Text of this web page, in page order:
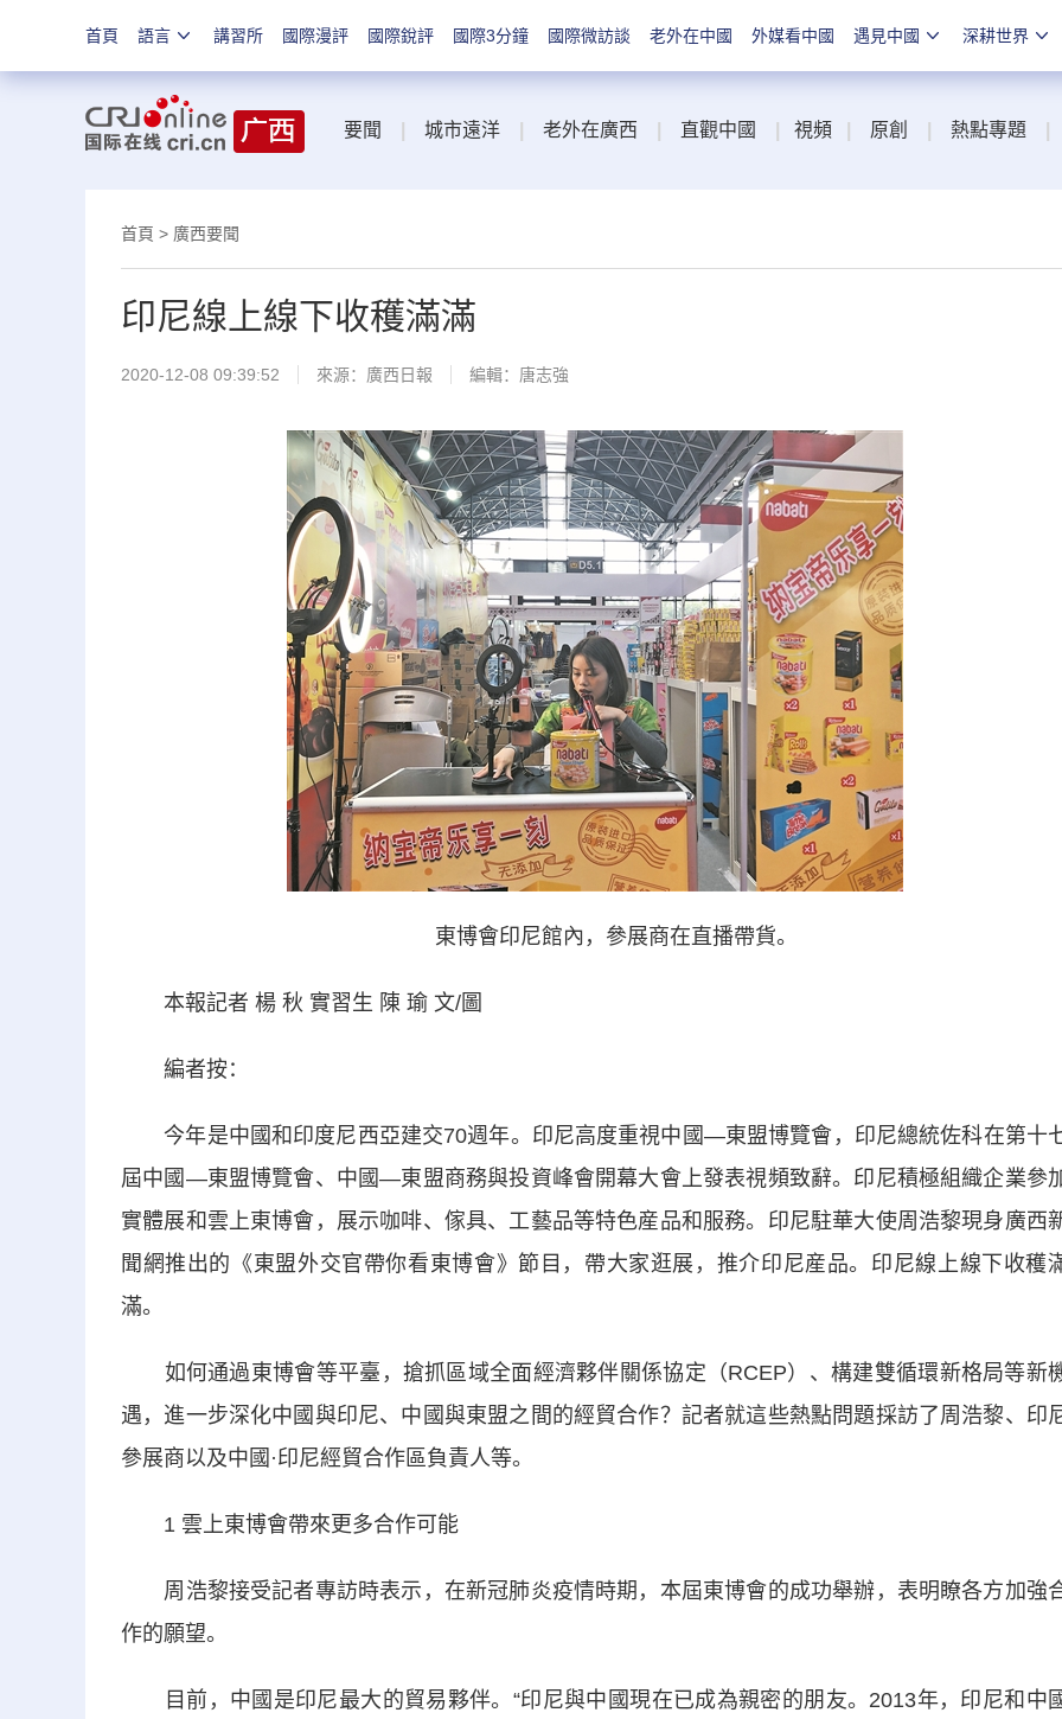
首頁 語言 講習所 國際漫評 國際銳評 國際3分鐘 國際微訪談 老外在中國 外媒看中國 遇見中國 深耕世界
要聞 城市遠洋 老外在廣西 直觀中國 視頻 原創 熱點專題
首頁 > 廣西要聞
印尼線上線下收穫滿滿
2020-12-08 09:39:52 來源： 廣西日報 編輯：唐志強
東博會印尼館內，參展商在直播帶貨。
本報記者 楊 秋 實習生 陳 瑜 文/圖
編者按：
今年是中國和印度尼西亞建交70週年。印尼高度重視中國—東盟博覽會，印尼總統佐科在第十
屆中國—東盟博覽會、中國—東盟商務與投資峰會開幕大會上發表視頻致辭。印尼積極組織企業參
實體展和雲上東博會，展示咖啡、傢具、工藝品等特色産品和服務。印尼駐華大使周浩黎現身廣西
聞網推出的《東盟外交官帶你看東博會》節目，帶大家逛展，推介印尼産品。印尼線上線下收穫
滿。
如何通過東博會等平臺，搶抓區域全面經濟夥伴關係協定（RCEP）、構建雙循環新格局等新
遇，進一步深化中國與印尼、中國與東盟之間的經貿合作？記者就這些熱點問題採訪了周浩黎、印
參展商以及中國·印尼經貿合作區負責人等。
1 雲上東博會帶來更多合作可能
周浩黎接受記者專訪時表示，在新冠肺炎疫情時期，本屆東博會的成功舉辦，表明瞭各方加強
作的願望。
目前，中國是印尼最大的貿易夥伴。“印尼與中國現在已成為親密的朋友。2013年，印尼和中